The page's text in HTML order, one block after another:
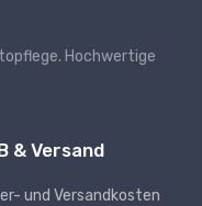
Hochwertige
& Versand
und Versandkosten